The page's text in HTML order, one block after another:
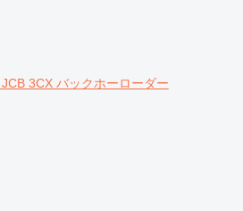
JCB 3CX バックホーローダー